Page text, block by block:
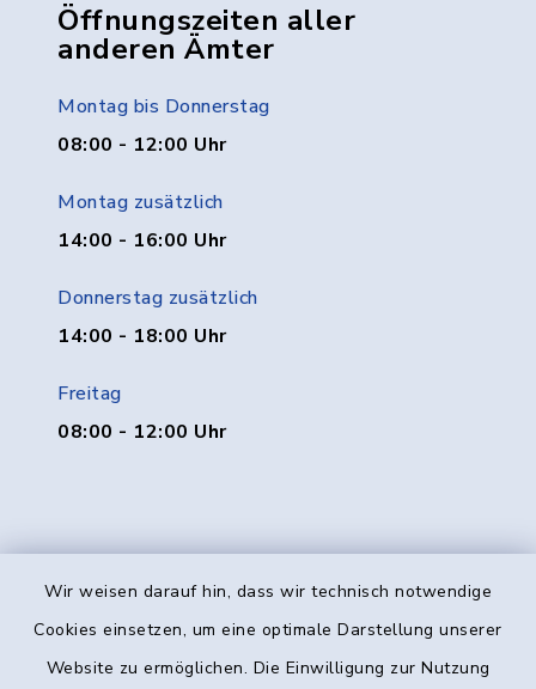
Wir weisen darauf hin, dass wir technisch notwendige
Cookies einsetzen, um eine optimale Darstellung unserer
Website zu ermöglichen. Die Einwilligung zur Nutzung
Öffnungszeiten aller
anderen Ämter
Montag bis Donnerstag
08:00 - 12:00 Uhr
Montag zusätzlich
14:00 - 16:00 Uhr
Donnerstag zusätzlich
14:00 - 18:00 Uhr
Freitag
08:00 - 12:00 Uhr
Kontakt